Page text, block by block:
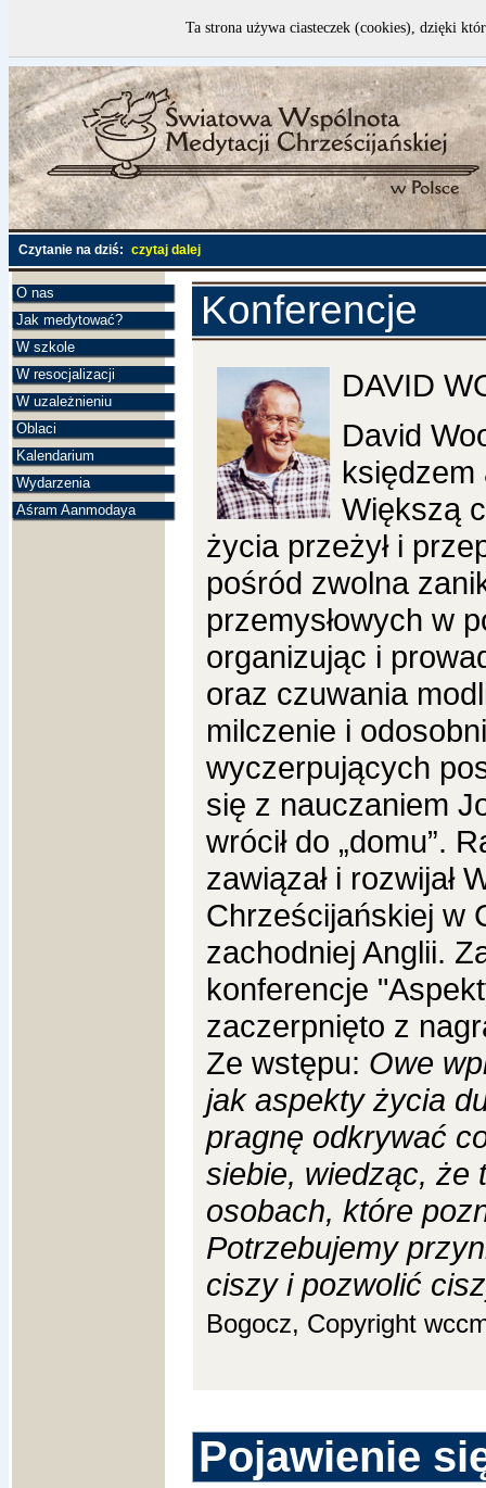
Czytanie na dziś: czytaj dalej
O nas
Jak medytować?
W szkole
W resocjalizacji
W uzależnieniu
Oblaci
Kalendarium
Wydarzenia
Aśram Aanmodaya
Konferencje
DAVID
David
księdzem
Większą
życia przeżył i
pośród zwolna
przemysłowych w
organizując i
oraz czuwania
milczenie i
wyczerpujących
się z nauczaniem
wrócił do „domu”.
zawiązał i rozwijał
Chrześcijańskiej w
zachodniej Anglii.
konferencje
zaczerpnięto z
Ze wstępu: Owe
jak aspekty życia
pragnę odkrywać
siebie, wiedząc, że
osobach, które
Potrzebujemy
ciszy i pozwolić
Bogocz, Copyright
Pojawienie
Ta strona używa ciasteczek (cookies), dzięki